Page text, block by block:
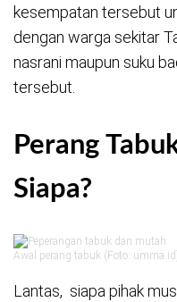
kesempatan tersebut
dengan warga sekitar
nasrani maupun suku
tersebut.
Perang
Siapa?
Awal perang tabuk (Foto:
Lantas, siapa pihak